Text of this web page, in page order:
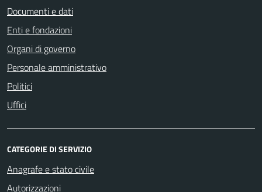
Documenti e dati
Enti e fondazioni
Organi di governo
Personale amministrativo
Politici
Uffici
CATEGORIE DI SERVIZIO
Anagrafe e stato civile
Autorizzazioni